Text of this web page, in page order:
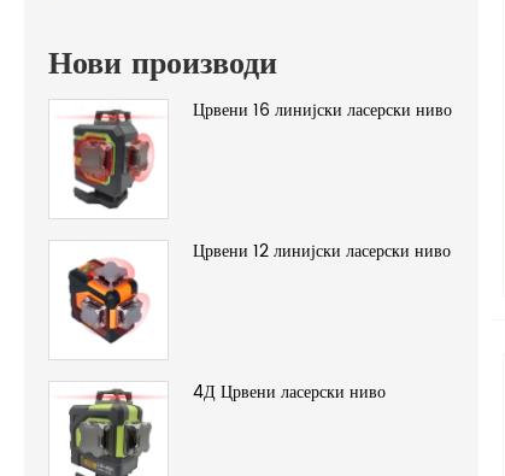
Нови производи
Црвени 16 линијски ласерски ниво
Црвени 12 линијски ласерски ниво
4Д Црвени ласерски ниво